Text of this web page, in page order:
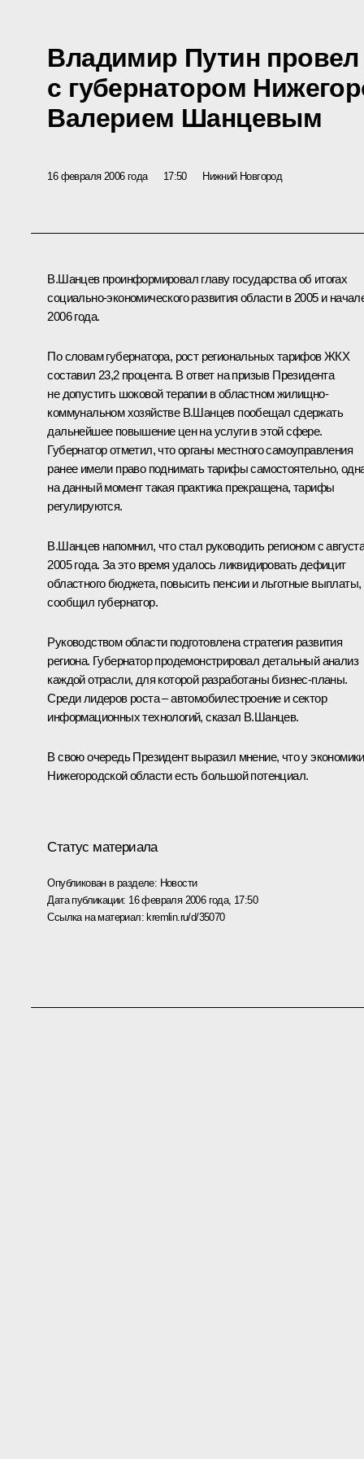
Владимир Путин
с губернатором
Валерием Шанцевым
16 февраля 2006 года 17:50 Нижний Новгород
В.Шанцев проинформировал главу государства об итогах
социально-экономического развития области в 2005 и
2006 года.
По словам губернатора, рост региональных тарифов ЖКХ
составил 23,2 процента. В ответ на призыв Президента
не допустить шоковой терапии в областном жилищно-
коммунальном хозяйстве В.Шанцев пообещал сдержать
дальнейшее повышение цен на услуги в этой сфере.
Губернатор отметил, что органы местного самоуправления
ранее имели право поднимать тарифы самостоятельно,
на данный момент такая практика прекращена, тарифы
регулируются.
В.Шанцев напомнил, что стал руководить регионом с
2005 года. За это время удалось ликвидировать дефицит
областного бюджета, повысить пенсии и льготные выплаты,
сообщил губернатор.
Руководством области подготовлена стратегия развития
региона. Губернатор продемонстрировал детальный анализ
каждой отрасли, для которой разработаны бизнес-планы.
Среди лидеров роста – автомобилестроение и сектор
информационных технологий, сказал В.Шанцев.
В свою очередь Президент выразил мнение, что у экономики
Нижегородской области есть большой потенциал.
Статус материала
Опубликован в разделе: Новости
Дата публикации: 16 февраля 2006 года, 17:50
Ссылка на материал:kremlin.ru/d/35070